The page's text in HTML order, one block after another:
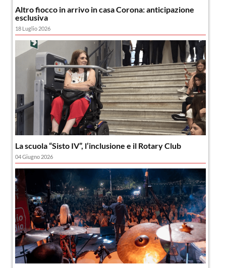
Altro fiocco in arrivo in casa Corona: anticipazione
esclusiva
18 Luglio 2026
La scuola “Sisto IV”, l’inclusione e il Rotary Club
04 Giugno 2026